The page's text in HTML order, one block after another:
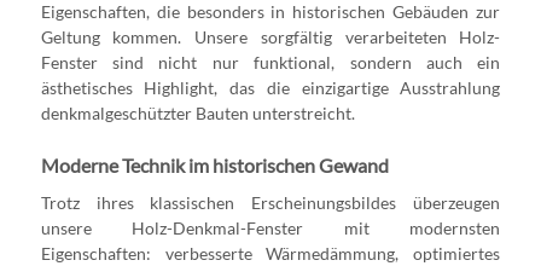
Eigenschaften, die besonders in historischen Gebäuden zur
Geltung kommen. Unsere sorgfältig verarbeiteten Holz-
Fenster sind nicht nur funktional, sondern auch ein
ästhetisches Highlight, das die einzigartige Ausstrahlung
denkmalgeschützter Bauten unterstreicht.
Moderne Technik im historischen Gewand
Trotz ihres klassischen Erscheinungsbildes überzeugen
unsere Holz-Denkmal-Fenster mit modernsten
Eigenschaften: verbesserte Wärmedämmung, optimiertes